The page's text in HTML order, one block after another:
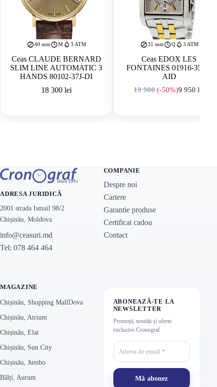
40 mm M 3 ATM
Ceas CLAUDE BERNARD
SLIM LINE AUTOMATIC 3
HANDS 80102-37J-DI
18 300 lei
31 mm Q 3 ATM
Ceas EDOX LES
FONTAINES 01916-357P-
AID
19 900(-50%)
Prețul inițial a
9 950 lei
Prețul curent
ADRESA JURIDICĂ
2001 strada Ismail 98/2
Chișinău, Moldova
info@ceasuri.md
Tel: 078 464 464
COMPANIE
Despre noi
Cariere
Garantie produse
Certificat cadou
Contact
MAGAZINE
Chișinău, Shopping MallDova
Chișinău, Atrium
Chișinău, Elat
Chișinău, Sun City
Chișinău, Jumbo
Bălți, Aurum
ABONEAZĂ-TE LA
NEWSLETTER
Promoții, noutăți și oferte
exclusive Cronograf